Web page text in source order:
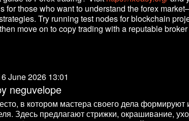
for those who want to understand the forex
Try running test nodes for blockchain
move on to copy trading with a reputable
June 2026 13:01
neguvelope
в котором мастера своего дела
Здесь предлагают стрижки, окрашивание,